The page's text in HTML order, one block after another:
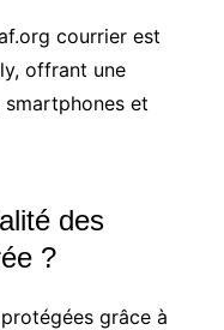
courrier est
offrant une
et
des
?
grâce à